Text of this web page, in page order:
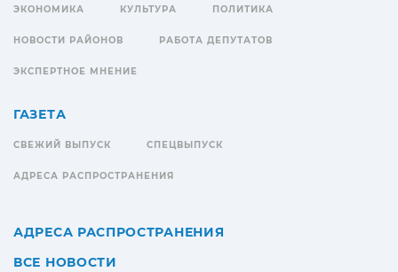
ЭКОНОМИКА КУЛЬТУРА ПОЛИТИКА
НОВОСТИ РАЙОНОВ РАБОТА ДЕПУТАТОВ
ЭКСПЕРТНОЕ МНЕНИЕ
ГАЗЕТА
СВЕЖИЙ ВЫПУСК СПЕЦВЫПУСК
АДРЕСА РАСПРОСТРАНЕНИЯ
АДРЕСА РАСПРОСТРАНЕНИЯ
ВСЕ НОВОСТИ